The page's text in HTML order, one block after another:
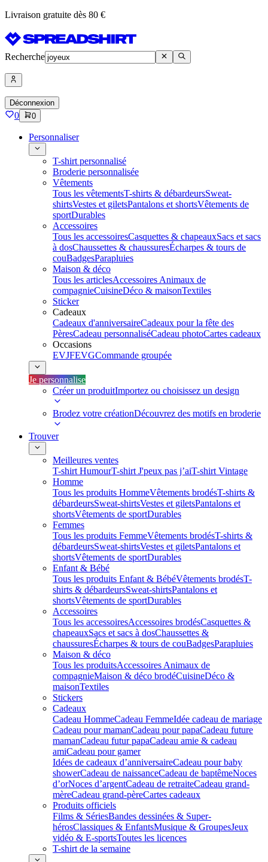
Livraison gratuite dès 80 €
Recherche
Déconnexion
0 0
Personnaliser
T-shirt personnalisé
Broderie personnalisée
Vêtements
Tous les vêtementsT-shirts & débardeursSweat-
shirtsVestes et giletsPantalons et shortsVêtements de
sportDurables
Accessoires
Tous les accessoiresCasquettes & chapeauxSacs et sacs
à dosChaussettes & chaussuresÉcharpes & tours de
couBadgesParapluies
Maison & déco
Tous les articlesAccessoires Animaux de
compagnieCuisineDéco & maisonTextiles
Sticker
Cadeaux
Cadeaux d'anniversaireCadeaux pour la fête des
PèresCadeau personnaliséCadeau photoCartes cadeaux
Occasions
EVJFEVGCommande groupée
Je personnalise
Créer un produitImportez ou choisissez un design
Brodez votre créationDécouvrez des motifs en broderie
Trouver
Meilleures ventes
T-shirt HumourT-shirt J'peux pas j’aiT-shirt Vintage
Homme
Tous les produits HommeVêtements brodésT-shirts &
débardeursSweat-shirtsVestes et giletsPantalons et
shortsVêtements de sportDurables
Femmes
Tous les produits FemmeVêtements brodésT-shirts &
débardeursSweat-shirtsVestes et giletsPantalons et
shortsVêtements de sportDurables
Enfant & Bébé
Tous les produits Enfant & BébéVêtements brodésT-
shirts & débardeursSweat-shirtsPantalons et
shortsVêtements de sportDurables
Accessoires
Tous les accessoiresAccessoires brodésCasquettes &
chapeauxSacs et sacs à dosChaussettes &
chaussuresÉcharpes & tours de couBadgesParapluies
Maison & déco
Tous les produitsAccessoires Animaux de
compagnieMaison & déco brodéCuisineDéco &
maisonTextiles
Stickers
Cadeaux
Cadeau HommeCadeau FemmeIdée cadeau de mariage​
Cadeau pour mamanCadeau pour papaCadeau future
mamanCadeau futur papaCadeau amie & cadeau
amiCadeau pour gamer
Idées de cadeaux d’anniversaireCadeau pour baby
showerCadeau de naissanceCadeau de baptêmeNoces
d’orNoces d’argentCadeau de retraiteCadeau grand-
mèreCadeau grand-pèreCartes cadeaux
Produits officiels
Films & SériesBandes dessinées & Super-
hérosClassiques & EnfantsMusique & GroupesJeux
vidéo & E-sportsToutes les licences
T-shirt de la semaine